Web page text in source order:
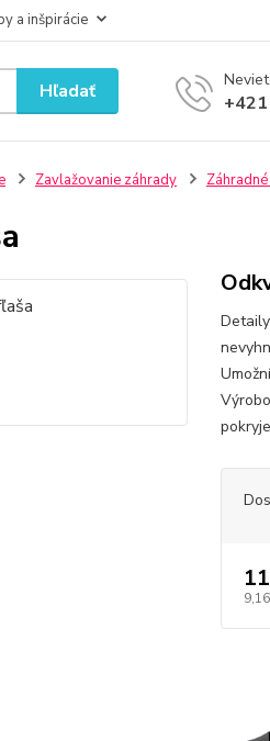
a inšpirácie
Hľadať
Zavlažovanie záhrady